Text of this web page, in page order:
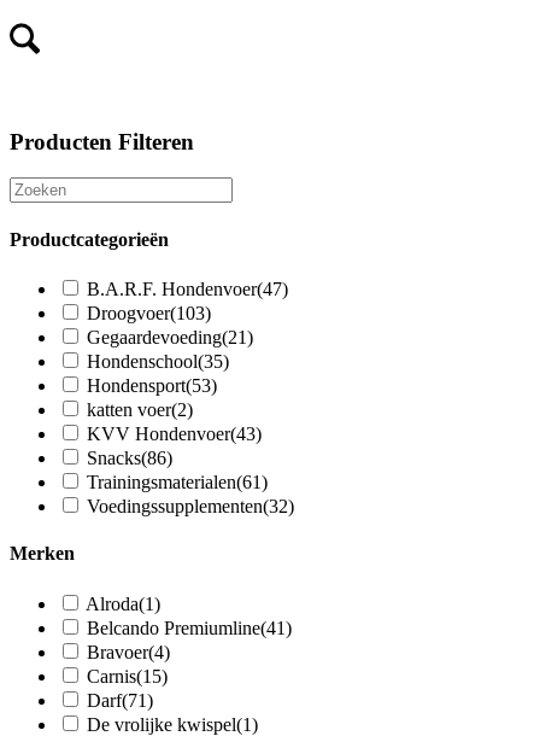
Producten Filteren
Productcategorieën
B.A.R.F. Hondenvoer(47)
Droogvoer(103)
Gegaardevoeding(21)
Hondenschool(35)
Hondensport(53)
katten voer(2)
KVV Hondenvoer(43)
Snacks(86)
Trainingsmaterialen(61)
Voedingssupplementen(32)
Merken
Alroda(1)
Belcando Premiumline(41)
Bravoer(4)
Carnis(15)
Darf(71)
De vrolijke kwispel(1)